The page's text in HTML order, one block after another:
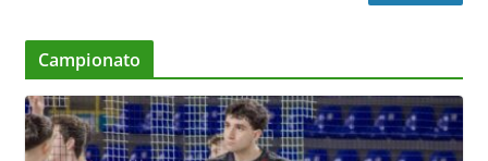
Campionato